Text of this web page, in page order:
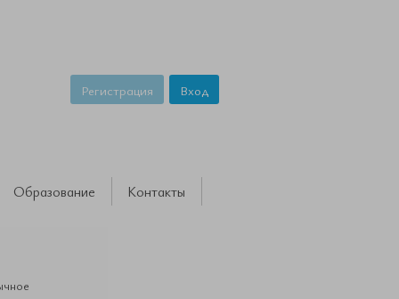
Регистрация Вход
Образование Контакты